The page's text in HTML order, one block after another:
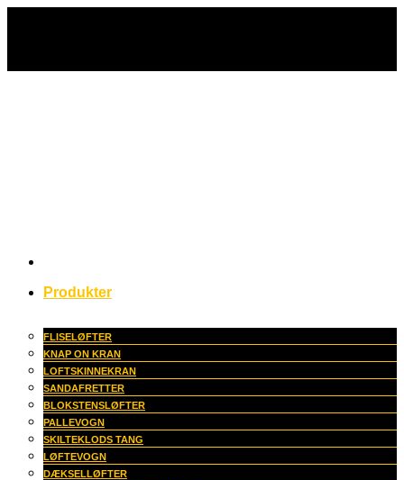
Produkter
FLISELØFTER
KNAP ON KRAN
LOFTSKINNEKRAN
SANDAFRETTER
BLOKSTENSLØFTER
PALLEVOGN
SKILTEKLODS TANG
LØFTEVOGN
DÆKSELLØFTER